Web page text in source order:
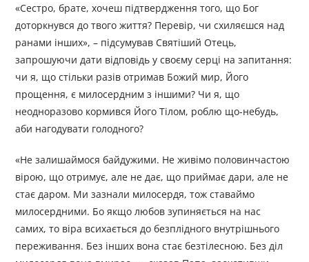
«Сестро, брате, хочеш підтвердження того, що Бог
доторкнувся до твого життя? Перевір, чи схиляєшся над
ранами інших», – підсумував Святіший Отець,
запрошуючи дати відповідь у своєму серці на запитання:
чи я, що стільки разів отримав Божий мир, Його
прощення, є милосердним з іншими? Чи я, що
неодноразово кормився Його Тілом, роблю що-небудь,
аби нагодувати голодного?
«Не залишаймося байдужими. Не живімо половинчастою
вірою, що отримує, але не дає, що приймає дари, але не
стає даром. Ми зазнали милосердя, тож ставаймо
милосердними. Бо якщо любов зупиняється на нас
самих, то віра всихається до безплідного внутрішнього
переживання. Без інших вона стає безтілесною. Без діл